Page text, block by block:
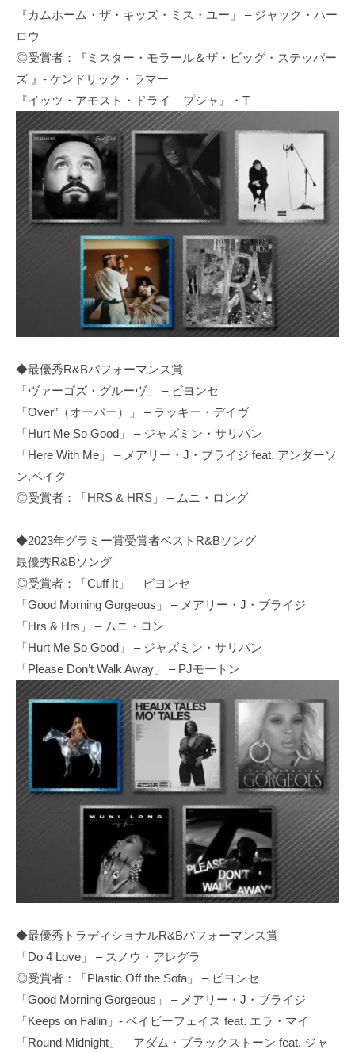
『カムホーム・ザ・キッズ・ミス・ユー」 – ジャック・ハー
ロウ
◎受賞者：『ミスター・モラール＆ザ・ビッグ・ステッパー
ズ 』- ケンドリック・ラマー
『イッツ・アモスト・ドライ – プシャ』・T
◆最優秀R&Bパフォーマンス賞
「ヴァーゴズ・グルーヴ」 – ビヨンセ
「Over”（オーバー）」 – ラッキー・デイヴ
「Hurt Me So Good」 – ジャズミン・サリバン
「Here With Me」 – メアリー・J・ブライジ feat. アンダーソ
ン.ペイク
◎受賞者：「HRS & HRS」 – ムニ・ロング
◆2023年グラミー賞受賞者ベストR&Bソング
最優秀R&Bソング
◎受賞者：「Cuff It」 – ビヨンセ
「Good Morning Gorgeous」 – メアリー・J・ブライジ
「Hrs & Hrs」 – ムニ・ロン
「Hurt Me So Good」 – ジャズミン・サリバン
「Please Don’t Walk Away」 – PJモートン
◆最優秀トラディショナルR&Bパフォーマンス賞
「Do 4 Love」 – スノウ・アレグラ
◎受賞者：「Plastic Off the Sofa」 – ビヨンセ
「Good Morning Gorgeous」 – メアリー・J・ブライジ
「Keeps on Fallin」- ベイビーフェイス feat. エラ・マイ
「Round Midnight」 – アダム・ブラックストーン feat. ジャ